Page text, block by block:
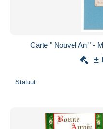
Carte " Nouvel An " -
±
Statuut